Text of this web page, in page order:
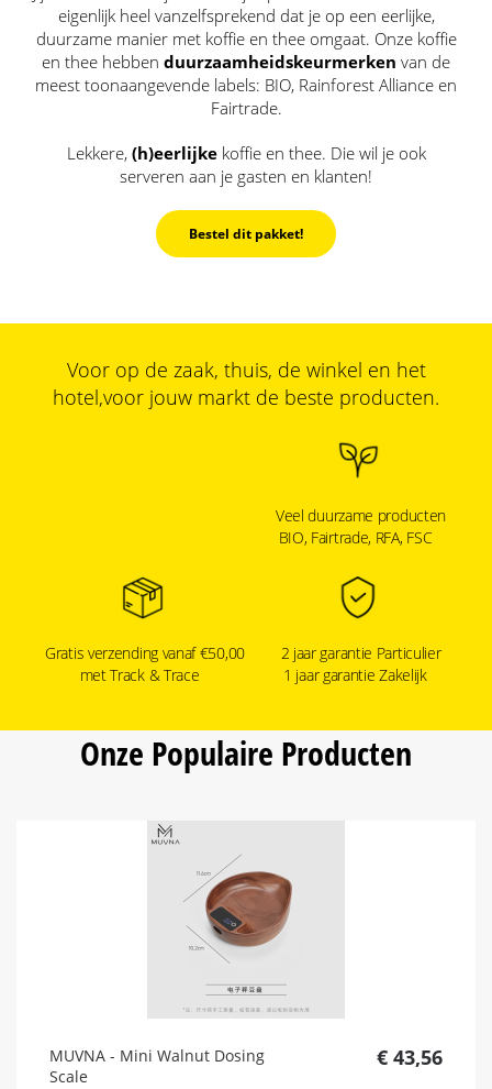
eigenlijk heel vanzelfsprekend dat je op een eerlijke,
duurzame manier met koffie en thee omgaat. Onze koffie
en thee hebben duurzaamheidskeurmerken van de
meest toonaangevende labels: BIO, Rainforest Alliance en
Fairtrade.
Lekkere, (h)eerlijkekoffie en thee. Die wil je ook
serveren aan je gasten en klanten!
Bestel dit pakket!
Voor op de zaak, thuis, de winkel en het
hotel,voor jouw markt de beste producten.
Veel duurzame producten
BIO, Fairtrade, RFA, FSC
Gratis verzending vanaf €50,00
met Track & Trace
2 jaar garantie Particulier
1 jaar garantie Zakelijk
Onze Populaire Producten
MUVNA - Mini Walnut Dosing
Scale
€ 43,56